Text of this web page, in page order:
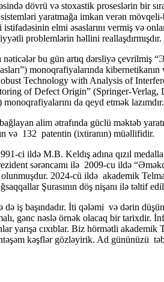
dövrü və stoxastik proseslərin bir
yaratmağa imkan verən
istifadəsinin elmi əsaslarını vermiş və
problemlərin həllini reallaşdırmışdır.
bu gün artıq dərsliyə çevrilmiş
monoqrafiyalarında
Technology with Analysis of
of Defect Origin” (Springer-
da qeyd etmək lazımdır.
alim ətrafında güclü məktəb
və 132 patentin (ixtiranın) müəllifidir.
ci ildə M.B. Keldış adına qızıl
sərəncamı ilə 2009-cu ildə
olunmuşdur. 2024-cü ildə akademik
Şurasının döş nişanı ilə təltif
iş başındadır. İti qələmi və dərin
gənc nəslə örnək olacaq bir tarixdir.
yarışa cıxıblar. Biz hörmətli
kəşflər gözləyirik. Ad gününüzü